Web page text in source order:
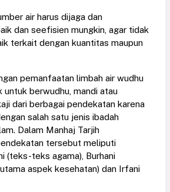
air harus dijaga dan
dan seefisien mungkin, agar tidak
terkait dengan kuantitas maupun
pemanfaatan limbah air wudhu
untuk berwudhu, mandi atau
dari berbagai pendekatan karena
salah satu jenis ibadah
Dalam Manhaj Tarjih
tersebut meliputi
(teks-teks agama), Burhani
aspek kesehatan) dan Irfani